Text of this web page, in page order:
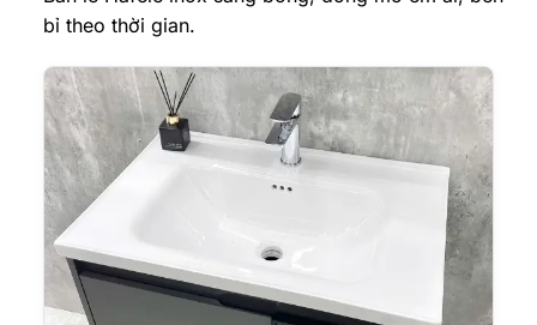
bỉ theo thời gian.